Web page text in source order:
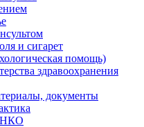
и сигарет
помощь)
здравоохранения
документы